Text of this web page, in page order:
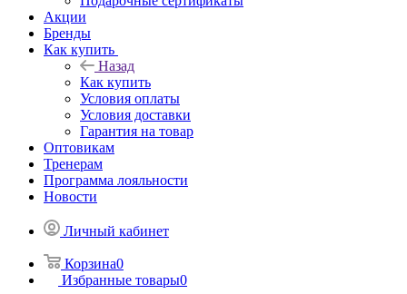
Акции
Бренды
Как купить
Назад
Как купить
Условия оплаты
Условия доставки
Гарантия на товар
Оптовикам
Тренерам
Программа лояльности
Новости
Личный кабинет
Корзина0
Избранные товары0